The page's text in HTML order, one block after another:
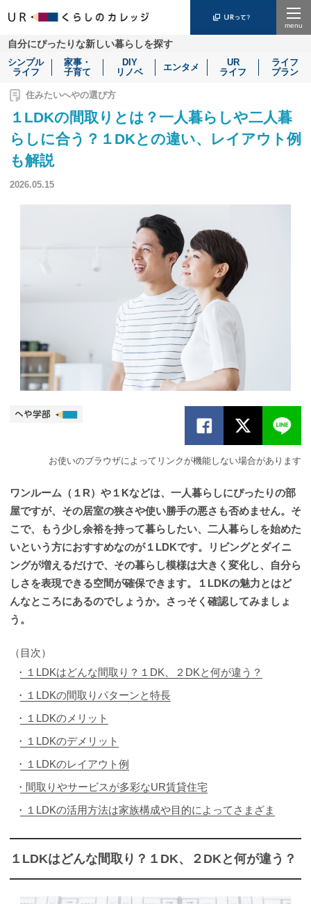
自分にぴったりな新しい暮らしを探す
シンプル
ライフ
家事・
子育て
DIY
リノベ
エンタメ
UR
ライフ
ライフ
プラン
住みたいへやの選び方
１LDKの間取りとは？一人暮らしや二人暮
らしに合う？１DKとの違い、レイアウト例
も解説
2026.05.15
お使いのブラウザによってリンクが機能しない場合があります
ワンルーム（１R）や１Kなどは、一人暮らしにぴったりの部
屋ですが、その居室の狭さや使い勝手の悪さも否めません。そ
こで、もう少し余裕を持って暮らしたい、二人暮らしを始めた
いという方におすすめなのが１LDKです。リビングとダイニ
ングが増えるだけで、その暮らし模様は大きく変化し、自分ら
しさを表現できる空間が確保できます。１LDKの魅力とはど
んなところにあるのでしょうか。さっそく確認してみましょ
う。
（目次）
１LDKはどんな間取り？１DK、２DKと何が違う？
１LDKの間取りパターンと特長
１LDKのメリット
１LDKのデメリット
１LDKのレイアウト例
間取りやサービスが多彩なUR賃貸住宅
１LDKの活用方法は家族構成や目的によってさまざま
１LDKはどんな間取り？１DK、２DKと何が違う？